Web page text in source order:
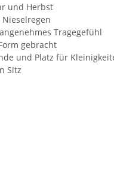
und Herbst
Tragegefühl
gebracht
und Platz für
Sitz